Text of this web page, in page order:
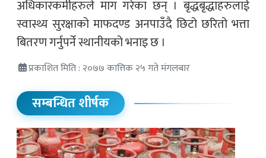
अधिकारकर्मीहरुले माग गरेका छन् । बृद्धबृद्धाहरुलाई
स्वास्थ्य सुरक्षाको माफदण्ड अनपाउँदै छिटो छरितो भत्ता
बितरण गर्नुपर्ने स्थानीयको भनाइ छ ।
प्रकाशित मिति : २०७७ कात्तिक २५ गते मंगलबार
सम्बन्धित शीर्षक